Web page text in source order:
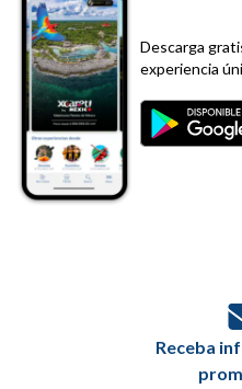
Descarga
experiencia
Receba